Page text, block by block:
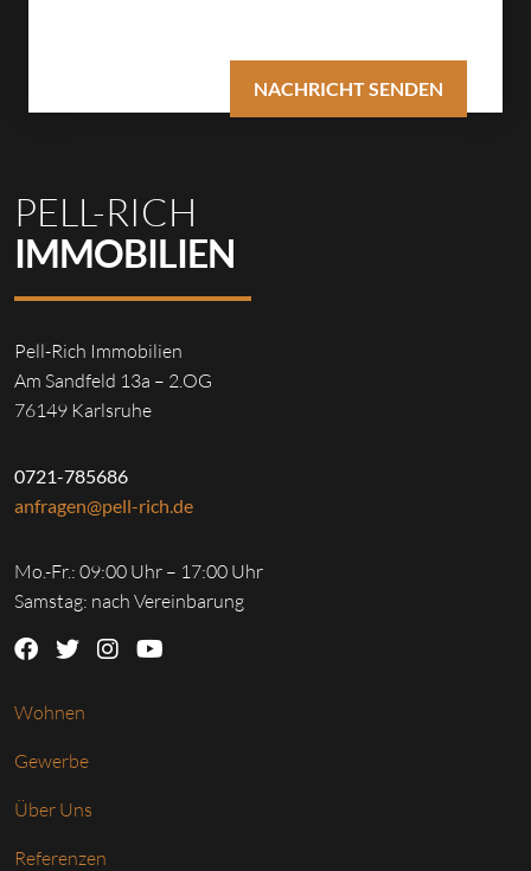
PELL-RICH
IMMOBILIEN
Pell-Rich Immobilien
Am Sandfeld 13a – 2.OG
76149 Karlsruhe
0721-785686
anfragen@pell-rich.de
Mo.-Fr.: 09:00 Uhr – 17:00 Uhr
Samstag: nach Vereinbarung
Wohnen
Gewerbe
Über Uns
Referenzen